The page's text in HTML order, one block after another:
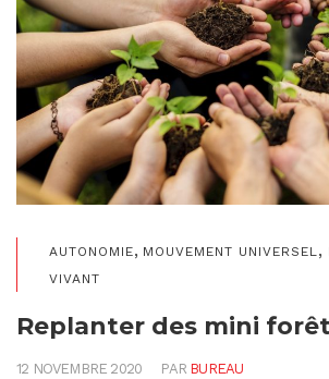
AUTONOMIE, MOUVEMENT UNIVERSEL,
VIVANT
Replanter des mini
12 NOVEMBRE 2020 PAR BUREAU